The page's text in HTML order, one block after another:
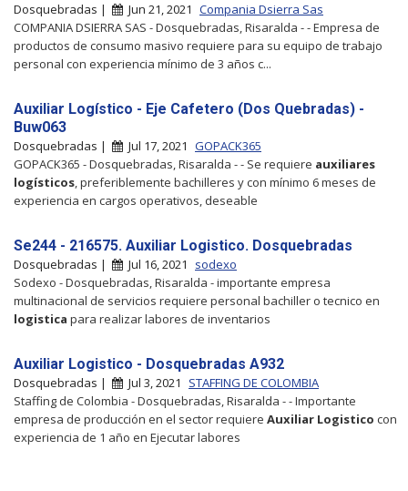
Dosquebradas | Jun 21, 2021 Compania Dsierra Sas
COMPANIA DSIERRA SAS - Dosquebradas, Risaralda - - Empresa de
productos de consumo masivo requiere para su equipo de trabajo
personal con experiencia mínimo de 3 años c...
Auxiliar Logístico - Eje Cafetero (Dos Quebradas) -
Buw063
Dosquebradas | Jul 17, 2021 GOPACK365
GOPACK365 - Dosquebradas, Risaralda - - Se requiere auxiliares
logísticos , preferiblemente bachilleres y con mínimo 6 meses de
experiencia en cargos operativos, deseable
Se244 - 216575. Auxiliar Logistico. Dosquebradas
Dosquebradas | Jul 16, 2021
sodexo
Sodexo - Dosquebradas, Risaralda - importante empresa
multinacional de servicios requiere personal bachiller o tecnico en
logistica para realizar labores de inventarios
Auxiliar Logistico - Dosquebradas A932
Dosquebradas | Jul 3, 2021
STAFFING DE COLOMBIA
Staffing de Colombia - Dosquebradas, Risaralda - - Importante
empresa de producción en el sector requiere Auxiliar Logistico con
experiencia de 1 año en Ejecutar labores